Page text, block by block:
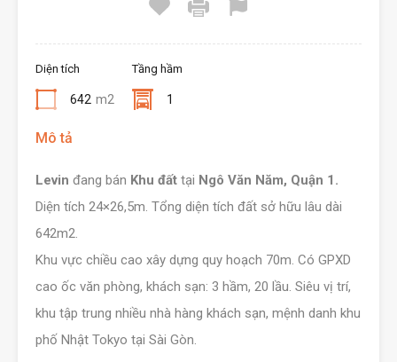
Diện tích
642 m2
Tầng hầm
1
Mô tả
Levin đang bán Khu đất tại Ngô Văn Năm, Quận 1.
Diện tích 24×26,5m. Tổng diện tích đất sở hữu lâu dài
642m2.
Khu vực chiều cao xây dựng quy hoạch 70m. Có GPXD
cao ốc văn phòng, khách sạn: 3 hầm, 20 lầu. Siêu vị trí,
khu tập trung nhiều nhà hàng khách sạn, mệnh danh khu
phố Nhật Tokyo tại Sài Gòn.